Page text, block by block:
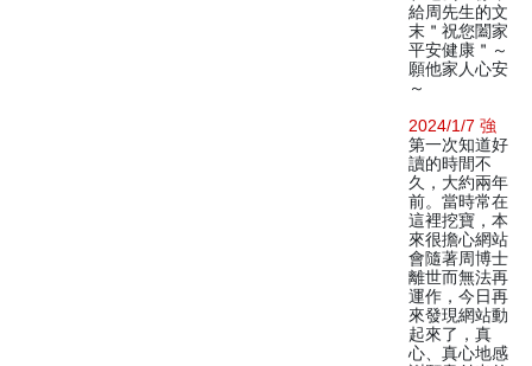
給周先生的文
末＂祝您闔家
平安健康＂～
願他家人心安
～
2024/1/7 強
第一次知道好
讀的時間不
久，大約兩年
前。當時常在
這裡挖寶，本
來很擔心網站
會隨著周博士
離世而無法再
運作，今日再
來發現網站動
起來了，真
心、真心地感